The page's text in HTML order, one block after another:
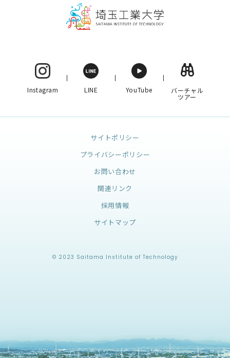
Instagram LINE YouTube バーチャル
ツアー
サイトポリシー
プライバシーポリシー
お問い合わせ
関連リンク
採用情報
サイトマップ
© 2023 Saitama Institute of Technology